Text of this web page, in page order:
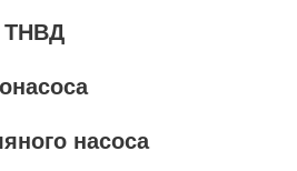
ТНВД
насоса